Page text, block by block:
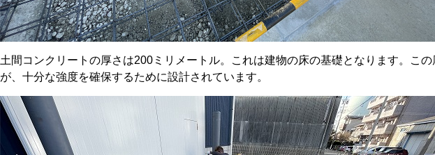
土間コンクリートの厚さは200ミリメートル。これは建物の床の基礎となります。こ
が、十分な強度を確保するために設計されています。